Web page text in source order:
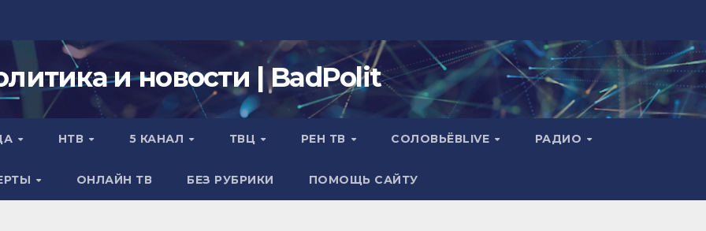
и новости | BadPolit
НТВ 5 КАНАЛ ТВЦ РЕН ТВ СОЛОВЬЁВLIVE РАДИО
ОНЛАЙН ТВ БЕЗ РУБРИКИ ПОМОЩЬ САЙТУ